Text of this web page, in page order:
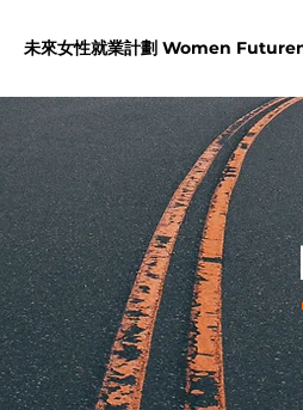
未來女性就業計劃 Women